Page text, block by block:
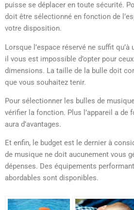
puisse se déplacer en toute sécurité.
doit être sélectionné en fonction de
votre disposition.
Lorsque l’espace réservé ne suffit
il vous est impossible d’opter pour
dimensions. La taille de la bulle doit
que vous souhaitez tenir.
Pour sélectionner les bulles de
vérifier la fonction. Plus l’appareil a de
aura d’avantages.
Et enfin, le budget est le dernier à
de musique ne doit aucunement vous
dépenses. Des équipements
abordables sont disponibles.